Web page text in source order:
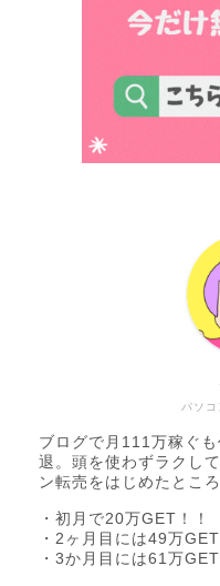
パソ
ブログで月111万稼ぐ
退。頭を使わずラクし
ン転売をはじめたとこ
・初月で20万GET！！
・2ヶ月目には49万GET
・3か月目には61万GET